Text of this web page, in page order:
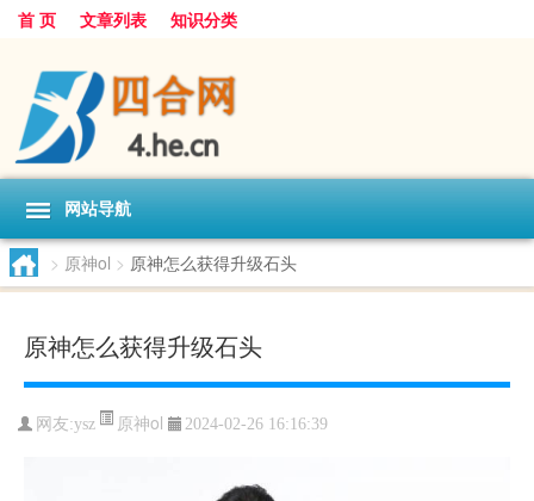
首 页 文章列表 知识分类
网站导航
> 原神ol > 原神怎么获得升级石头
原神怎么获得升级石头
网友:ysz 原神ol 2024-02-26 16:16:39